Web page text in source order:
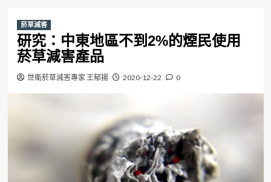
菸草減害
研究：中東地區不到2%的煙民使用
菸草減害產品
世衛菸草減害專家 王郁揚 2020-12-22 0